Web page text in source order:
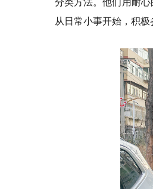
从日常小事开始，积极